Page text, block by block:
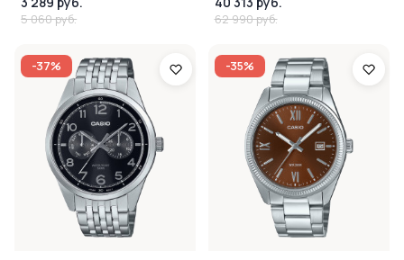
5 060 руб. 62 990 руб.
-37% -35%